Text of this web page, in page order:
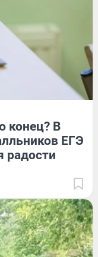
конец? В
ЕГЭ
радости